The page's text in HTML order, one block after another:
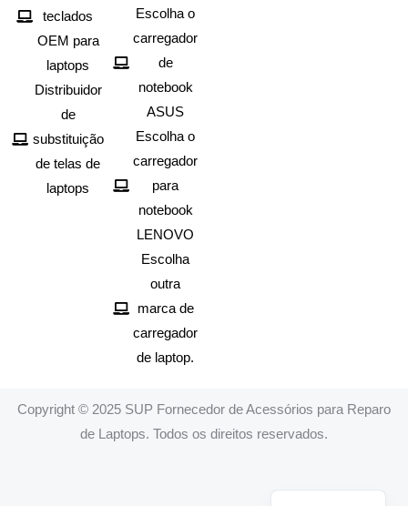
teclados
OEM para
laptops
Distribuidor
de
substituição
de telas de
laptops
Escolha o
carregador
de
notebook
ASUS
Escolha o
carregador
para
notebook
LENOVO
Escolha
outra
marca de
carregador
de laptop.
Copyright © 2025 SUP Fornecedor de Acessórios para Reparo
de Laptops. Todos os direitos reservados.